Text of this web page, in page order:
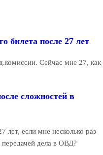
билета после 27 лет
Сейчас мне 27, как
сложностей в
лет, если мне несколько раз
дела в ОВД?